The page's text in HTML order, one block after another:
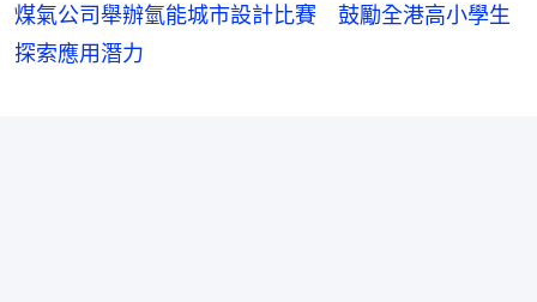
煤氣公司舉辦氫能城市設計比賽 鼓勵全港高小學生
探索應用潛力